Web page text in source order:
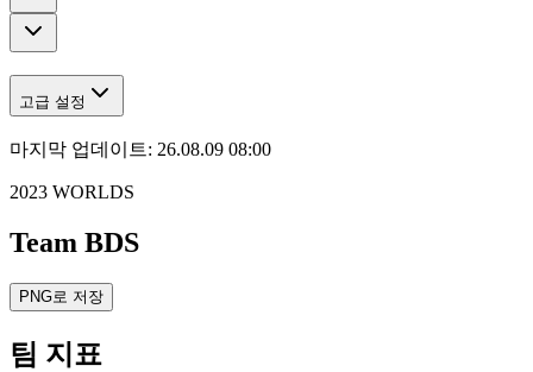
고급 설정
마지막 업데이트: 26.08.09 08:00
2023 WORLDS
Team BDS
PNG로 저장
팀 지표